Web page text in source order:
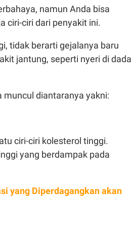
namun Anda bisa
ciri-ciri dari penyakit ini.
tidak berarti gejalanya baru
jantung, seperti nyeri di dada
muncul diantaranya yakni:
ciri-ciri kolesterol tinggi.
yang berdampak pada
yang Diperdagangkan akan